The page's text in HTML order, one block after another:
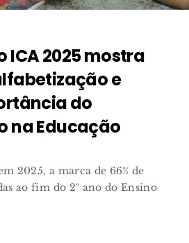
ICA 2025 mostra
e
do
na Educação
2025, a marca de 66% de
ao fim do 2º ano do Ensino